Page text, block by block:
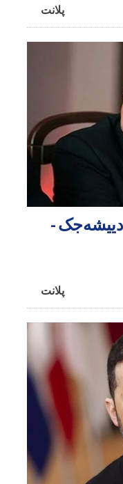
پلانت
دییشه‌جک -
پلانت